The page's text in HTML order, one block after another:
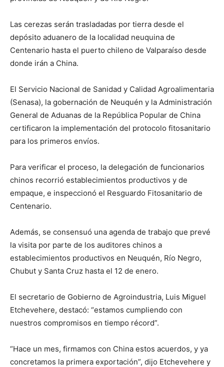
Las cerezas serán trasladadas por tierra desde el
depósito aduanero de la localidad neuquina de
Centenario hasta el puerto chileno de Valparaíso desde
donde irán a China.
El Servicio Nacional de Sanidad y Calidad Agroalimentaria
(Senasa), la gobernación de Neuquén y la Administración
General de Aduanas de la República Popular de China
certificaron la implementación del protocolo fitosanitario
para los primeros envíos.
Para verificar el proceso, la delegación de funcionarios
chinos recorrió establecimientos productivos y de
empaque, e inspeccionó el Resguardo Fitosanitario de
Centenario.
Además, se consensuó una agenda de trabajo que prevé
la visita por parte de los auditores chinos a
establecimientos productivos en Neuquén, Río Negro,
Chubut y Santa Cruz hasta el 12 de enero.
El secretario de Gobierno de Agroindustria, Luis Miguel
Etchevehere, destacó: “estamos cumpliendo con
nuestros compromisos en tiempo récord”.
“Hace un mes, firmamos con China estos acuerdos, y ya
concretamos la primera exportación”, dijo Etchevehere y